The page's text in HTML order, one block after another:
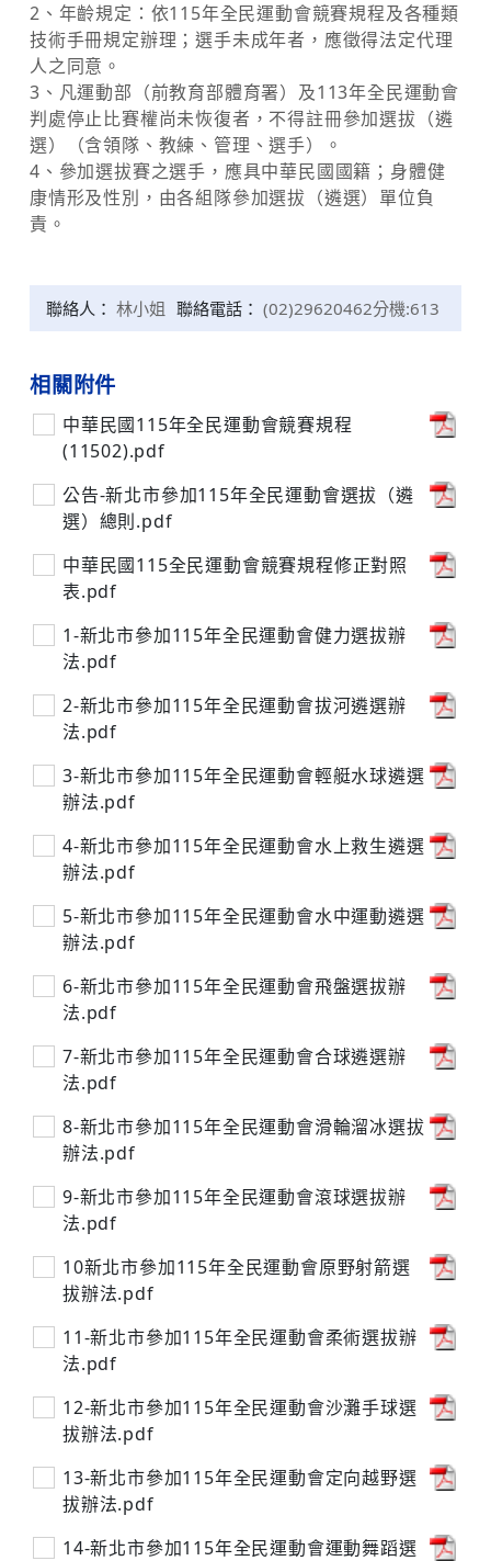
2、年齡規定：依115年全民運動會競賽規程及各種類
技術手冊規定辦理；選手未成年者，應徵得法定代理
人之同意。
3、凡運動部（前教育部體育署）及113年全民運動會
判處停止比賽權尚未恢復者，不得註冊參加選拔（遴
選）（含領隊、教練、管理、選手）。
4、參加選拔賽之選手，應具中華民國國籍；身體健
康情形及性別，由各組隊參加選拔（遴選）單位負
責。
聯絡人： 林小姐 聯絡電話： (02)29620462分機:613
相關附件
中華民國115年全民運動會競賽規程
(11502).pdf
公告-新北市參加115年全民運動會選拔（遴
選）總則.pdf
中華民國115全民運動會競賽規程修正對照
表.pdf
1-新北市參加115年全民運動會健力選拔辦
法.pdf
2-新北市參加115年全民運動會拔河遴選辦
法.pdf
3-新北市參加115年全民運動會輕艇水球遴選
辦法.pdf
4-新北市參加115年全民運動會水上救生遴選
辦法.pdf
5-新北市參加115年全民運動會水中運動遴選
辦法.pdf
6-新北市參加115年全民運動會飛盤選拔辦
法.pdf
7-新北市參加115年全民運動會合球遴選辦
法.pdf
8-新北市參加115年全民運動會滑輪溜冰選拔
辦法.pdf
9-新北市參加115年全民運動會滾球選拔辦
法.pdf
10新北市參加115年全民運動會原野射箭選
拔辦法.pdf
11-新北市參加115年全民運動會柔術選拔辦
法.pdf
12-新北市參加115年全民運動會沙灘手球選
拔辦法.pdf
13-新北市參加115年全民運動會定向越野選
拔辦法.pdf
14-新北市參加115年全民運動會運動舞蹈選